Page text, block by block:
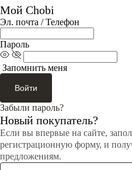
Мой Chobi
Эл. почта / Телефон
Пароль
Запомнить меня
Войти
Забыли пароль?
Новый покупатель?
Если вы впервые на сайте,
регистрационную форму, и
предложениям.